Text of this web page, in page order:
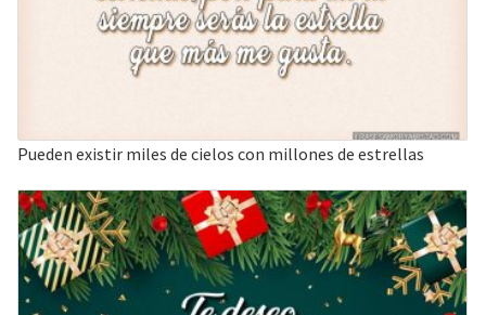
Pueden existir miles de cielos con millones de estrellas